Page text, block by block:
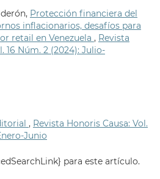
Protección financiera del
inflacionarios, desafíos para
retail en Venezuela , Revista
16 Núm. 2 (2024): Julio-
, Revista Honoris Causa: Vol.
Junio
para este artículo.